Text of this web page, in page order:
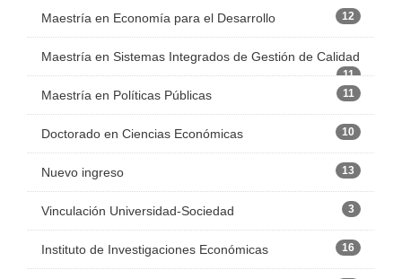
Maestría en Economía para el Desarrollo 12
Maestría en Sistemas Integrados de Gestión de Calidad
11
Maestría en Políticas Públicas 11
Doctorado en Ciencias Económicas 10
Nuevo ingreso 13
Vinculación Universidad-Sociedad 3
Instituto de Investigaciones Económicas 16